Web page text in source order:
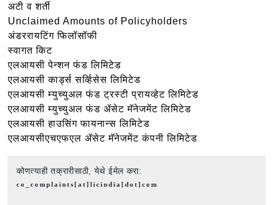
अटी व शर्ती
Unclaimed Amounts of Policyholders
अंडररायटिंग फिलॉसॉफी
स्वागत किट
एलआयसी पेन्शन फंड लिमिटेड
एलआयसी कार्ड्स सर्व्हिसेस लिमिटेड
एलआयसी म्युच्युअल फंड ट्रस्टी प्रायव्हेट लिमिटेड
एलआयसी म्युच्युअल फंड ॲसेट मॅनेजमेंट लिमिटेड
एलआयसी हाउसिंग फायनान्स लिमिटेड
एलआयसीएचएफएल ॲसेट मॅनेजमेंट कंपनी लिमिटेड
कोणत्याही तक्रारीसाठी, येथे ईमेल करा:
co_complaints[at]licindia[dot]com